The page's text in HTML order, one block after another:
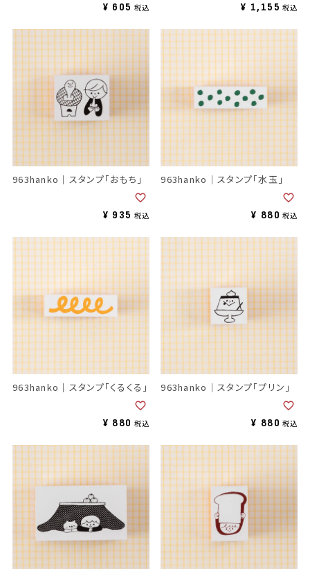
¥ 605 税込 ¥ 1,155 税込
963hanko｜スタンプ「おもち」
¥ 935 税込
963hanko｜スタンプ「水玉」
¥ 880 税込
963hanko｜スタンプ「くるくる」
¥ 880 税込
963hanko｜スタンプ「プリン」
¥ 880 税込